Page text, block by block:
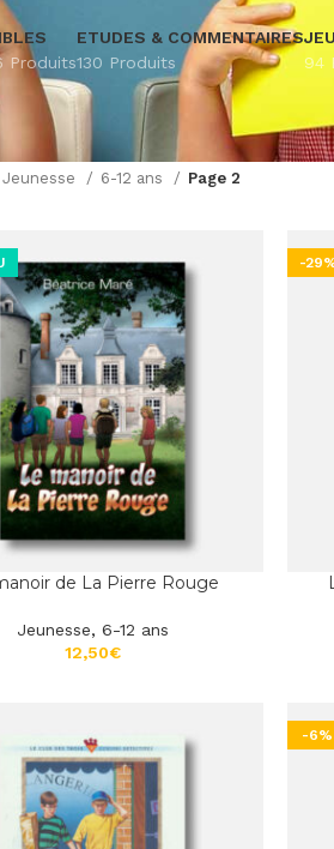
Produits
ETUDES & COMMENTAIRES
130 Produits
94
Jeunesse 6-12 ans Page 2
de La Pierre Rouge
Jeunesse, 6-12 ans
€
-
-6%